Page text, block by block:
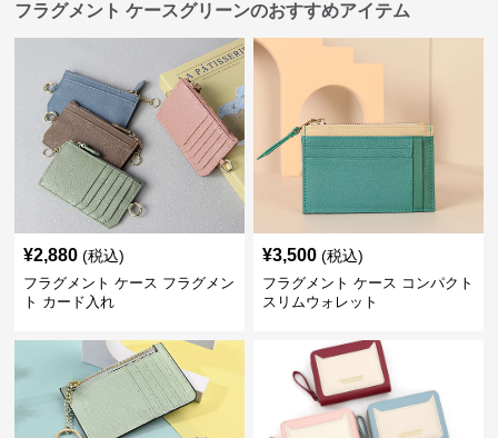
フラグメント ケースグリーンのおすすめアイテム
¥2,880 (税込)
フラグメント ケース フラグメン
ト カード入れ
¥3,500 (税込)
フラグメント ケース コンパクト
スリムウォレット